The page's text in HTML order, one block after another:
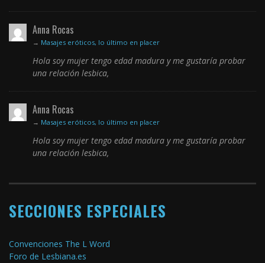
Anna Rocas
→ Masajes eróticos, lo último en placer
Hola soy mujer tengo edad madura y me gustaría probar
una relación lesbica,
Anna Rocas
→ Masajes eróticos, lo último en placer
Hola soy mujer tengo edad madura y me gustaría probar
una relación lesbica,
SECCIONES ESPECIALES
Convenciones The L Word
Foro de Lesbiana.es